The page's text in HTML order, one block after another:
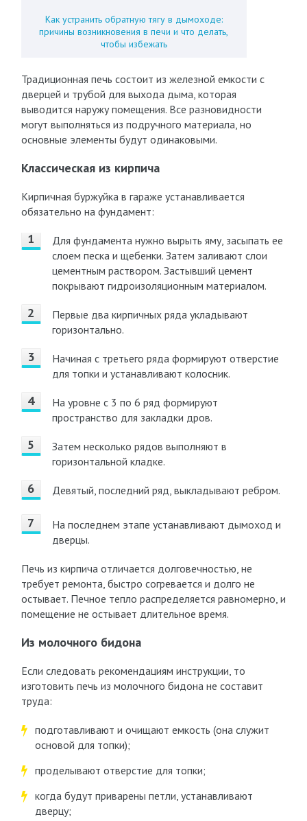
Как устранить обратную тягу в дымоходе:
причины возникновения в печи и что делать,
чтобы избежать
Традиционная печь состоит из железной емкости с
дверцей и трубой для выхода дыма, которая
выводится наружу помещения. Все разновидности
могут выполняться из подручного материала, но
основные элементы будут одинаковыми.
Классическая из кирпича
Кирпичная буржуйка в гараже устанавливается
обязательно на фундамент:
Для фундамента нужно вырыть яму, засыпать ее
слоем песка и щебенки. Затем заливают слои
цементным раствором. Застывший цемент
покрывают гидроизоляционным материалом.
Первые два кирпичных ряда укладывают
горизонтально.
Начиная с третьего ряда формируют отверстие
для топки и устанавливают колосник.
На уровне с 3 по 6 ряд формируют
пространство для закладки дров.
Затем несколько рядов выполняют в
горизонтальной кладке.
Девятый, последний ряд, выкладывают ребром.
На последнем этапе устанавливают дымоход и
дверцы.
Печь из кирпича отличается долговечностью, не
требует ремонта, быстро согревается и долго не
остывает. Печное тепло распределяется равномерно, и
помещение не остывает длительное время.
Из молочного бидона
Если следовать рекомендациям инструкции, то
изготовить печь из молочного бидона не составит
труда:
подготавливают и очищают емкость (она служит
основой для топки);
проделывают отверстие для топки;
когда будут приварены петли, устанавливают
дверцу;